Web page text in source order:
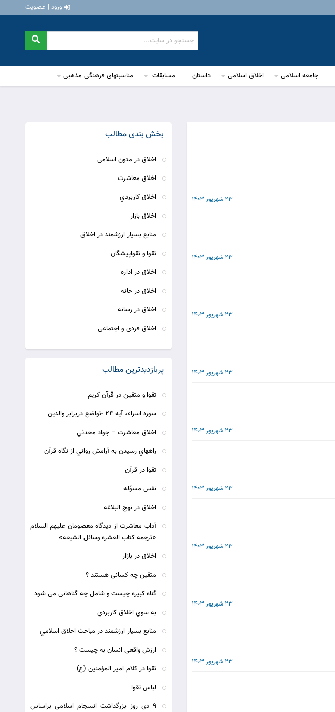
ورود | عضویت
جامعه اسلامی اخلاق اسلامی داستان مسابقات مناسبتهای فرهنگی مذهبی
23 شهریور 1403
23 شهریور 1403
23 شهریور 1403
23 شهریور 1403
23 شهریور 1403
23 شهریور 1403
23 شهریور 1403
23 شهریور 1403
23 شهریور 1403
بخش بندی مطالب
اخلاق در متون اسلامی
اخلاق معاشرت
اخلاق كاربردي
اخلاق بازار
منابع بسيار ارزشمند در اخلاق
تقوا و تقواپیشگان
اخلاق در اداره
اخلاق در خانه
اخلاق در رسانه
اخلاق فردی و اجتماعی
پربازدیدترین مطالب
تقوا و متقین در قرآن کریم
سوره اسراء، آیه 24 -تواضع دربرابر والدین
اخلاق معاشرت – جواد محدثي
راههاي رسيدن به آرامش رواني از نگاه قرآن
تقوا در قرآن
نفس مسوّله
اخلاق در نهج البلاغه
آداب معاشرت از ديدگاه معصومان عليهم السلام
«ترجمه كتاب العشره وسائل الشيعه»
اخلاق در بازار
متقین چه کسانی هستند ؟
گناه کبیره چیست و شامل چه گناهانی می شود
به سوي اخلاق كاربردي
منابع بسيار ارزشمند در مباحث اخلاق اسلامي
ارزش واقعی انسان به چیست ؟
تقوا در کلام امیر المؤمنین (ع)
لباس تقوا
9 دی روز بزرگداشت انسجام اسلامی براساس